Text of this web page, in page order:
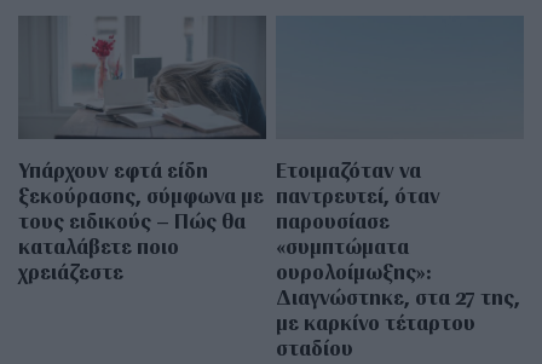
Υπάρχουν εφτά είδη
ξεκούρασης, σύμφωνα με
τους ειδικούς – Πώς θα
καταλάβετε ποιο
χρειάζεστε
Ετοιμαζόταν να
παντρευτεί, όταν
παρουσίασε
«συμπτώματα
ουρολοίμωξης»:
Διαγνώστηκε, στα 27 της,
με καρκίνο τέταρτου
σταδίου